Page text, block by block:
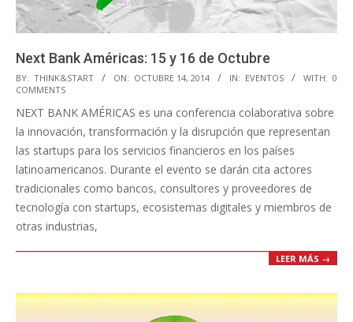
Next Bank Américas: 15 y 16 de Octubre
2014-
10-
14
BY: THINK&START ON: OCTUBRE 14, 2014 IN: EVENTOS WITH: 0
COMMENTS
NEXT BANK AMÉRICAS es una conferencia colaborativa sobre
la innovación, transformación y la disrupción que representan
las startups para los servicios financieros en los países
latinoamericanos. Durante el evento se darán cita actores
tradicionales como bancos, consultores y proveedores de
tecnología con startups, ecosistemas digitales y miembros de
otras industrias,
LEER MÁS →